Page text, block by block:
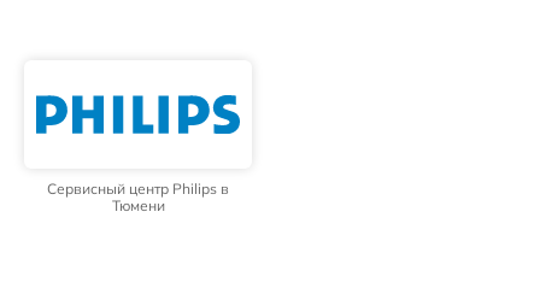
Сервисный центр Philips в
Тюмени